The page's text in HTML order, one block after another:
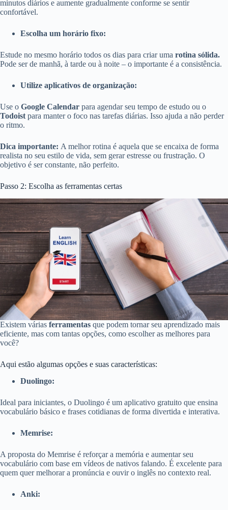
minutos diários e aumente gradualmente conforme se sentir
confortável.
Escolha um horário fixo:
Estude no mesmo horário todos os dias para criar uma rotina sólida.
Pode ser de manhã, à tarde ou à noite – o importante é a consistência.
Utilize aplicativos de organização:
Use o Google Calendar para agendar seu tempo de estudo ou o
Todoist para manter o foco nas tarefas diárias. Isso ajuda a não perder
o ritmo.
Dica importante: A melhor rotina é aquela que se encaixa de forma
realista no seu estilo de vida, sem gerar estresse ou frustração. O
objetivo é ser constante, não perfeito.
Passo 2: Escolha as ferramentas certas
Existem várias ferramentas que podem tornar seu aprendizado mais
eficiente, mas com tantas opções, como escolher as melhores para
você?
Aqui estão algumas opções e suas características:
Duolingo:
Ideal para iniciantes, o Duolingo é um aplicativo gratuito que ensina
vocabulário básico e frases cotidianas de forma divertida e interativa.
Memrise:
A proposta do Memrise é reforçar a memória e aumentar seu
vocabulário com base em vídeos de nativos falando. É excelente para
quem quer melhorar a pronúncia e ouvir o inglês no contexto real.
Anki: